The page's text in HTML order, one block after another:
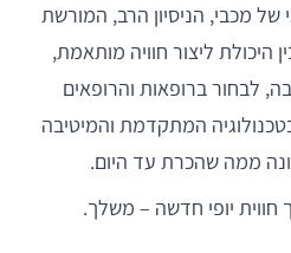
מכבי, הניסיון הרב, המורשת
ליצור חוויה מותאמת,
לבחור ברופאות והרופאים
המתקדמת והמיטיבה
ממה שהכרת עד היום.
חווית יופי חדשה – משלך.